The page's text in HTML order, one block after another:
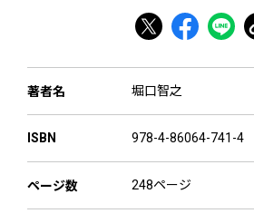
著者名 堀口智之
ISBN 978-4-86064-741-4
ページ数 248ページ